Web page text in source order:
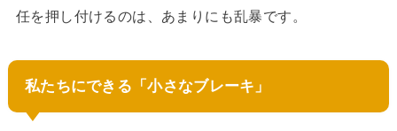
任を押し付けるのは、あまりにも乱暴です。
私たちにできる「小さなブレーキ」